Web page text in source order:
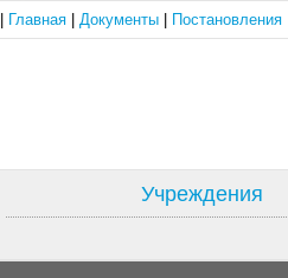
Главная Документы Постановления
Учреждения